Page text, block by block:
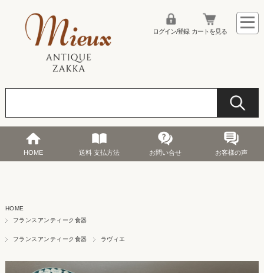
ログイン/登録 カートを見る
HOME 送料 支払方法 お問い合せ お客様の声
HOME
フランスアンティーク食器
フランスアンティーク食器 ラヴィエ